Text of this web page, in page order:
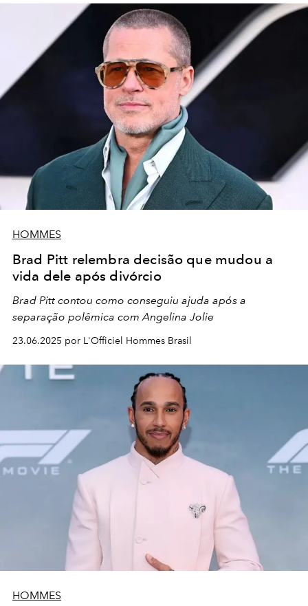
HOMMES
Brad Pitt relembra decisão que mudou a
vida dele após divórcio
Brad Pitt contou como conseguiu ajuda após a
separação polêmica com Angelina Jolie
23.06.2025 por L'Officiel Hommes Brasil
HOMMES